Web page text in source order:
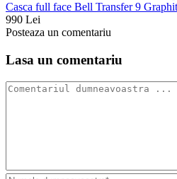
Casca full face Bell Transfer 9
990 Lei
Posteaza un comentariu
Lasa un comentariu